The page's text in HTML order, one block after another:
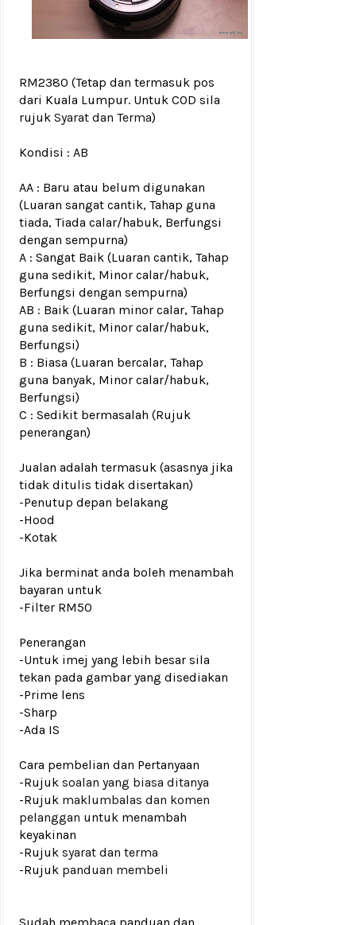
RM2380 (Tetap dan termasuk pos
dari Kuala Lumpur. Untuk COD sila
rujuk Syarat dan Terma)
Kondisi : AB
AA : Baru atau belum digunakan
(Luaran sangat cantik, Tahap guna
tiada, Tiada calar/habuk, Berfungsi
dengan sempurna)
A : Sangat Baik (Luaran cantik, Tahap
guna sedikit, Minor calar/habuk,
Berfungsi dengan sempurna)
AB : Baik (Luaran minor calar, Tahap
guna sedikit, Minor calar/habuk,
Berfungsi)
B : Biasa (Luaran bercalar, Tahap
guna banyak, Minor calar/habuk,
Berfungsi)
C : Sedikit bermasalah (Rujuk
penerangan)
Jualan adalah termasuk (asasnya jika
tidak ditulis tidak disertakan)
-Penutup depan belakang
-Hood
-Kotak
Jika berminat anda boleh menambah
bayaran untuk
-Filter RM50
Penerangan
-Untuk imej yang lebih besar sila
tekan pada gambar yang disediakan
-Prime lens
-Sharp
-Ada IS
Cara pembelian dan Pertanyaan
-Rujuk soalan yang biasa ditanya
-Rujuk maklumbalas dan komen
pelanggan untuk menambah
keyakinan
-Rujuk syarat dan terma
-Rujuk panduan membeli